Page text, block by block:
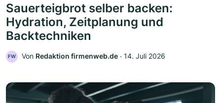
Sauerteigbrot selber backen:
Hydration, Zeitplanung und
Backtechniken
FW Von Redaktion firmenweb.de ‧ 14. Juli 2026